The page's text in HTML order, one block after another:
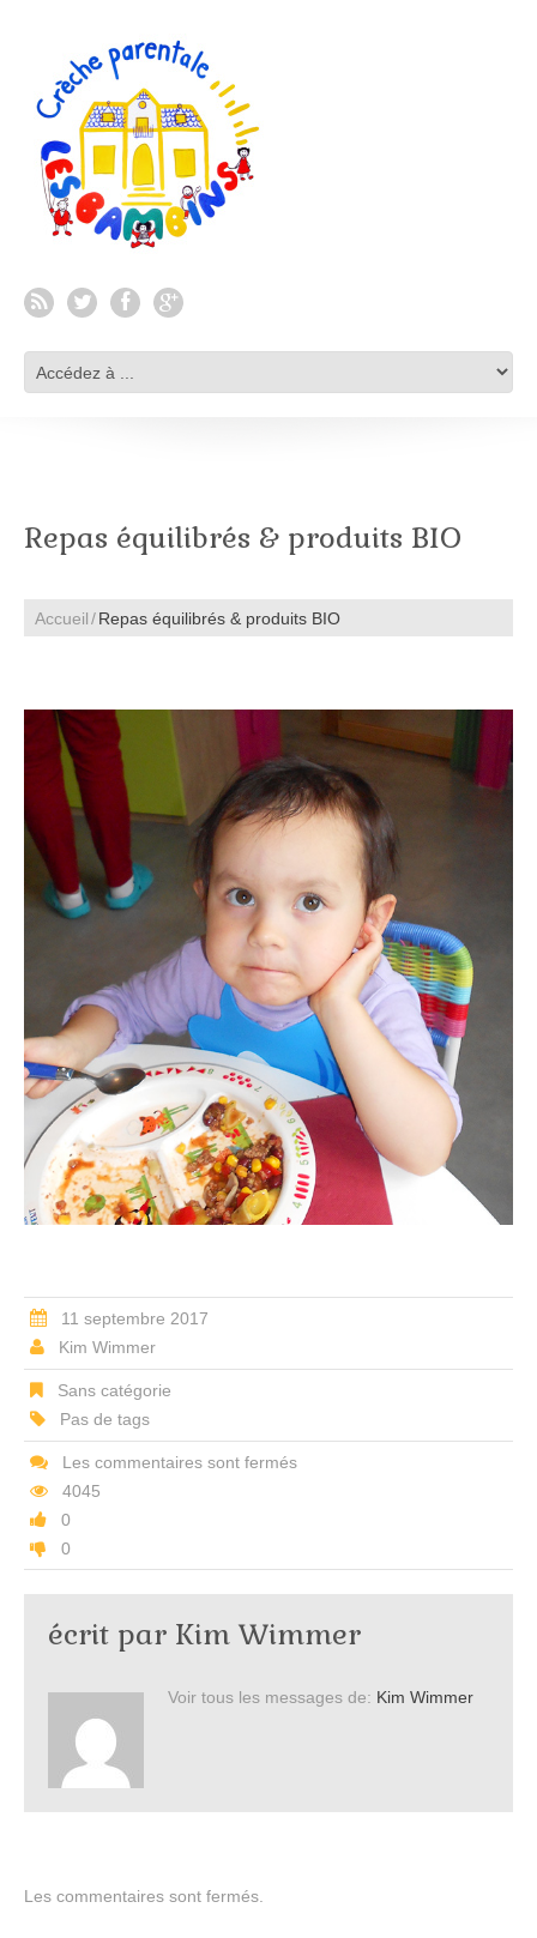
Repas équilibrés & produits BIO
Accueil Repas équilibrés & produits BIO
11 septembre 2017
Kim Wimmer
Sans catégorie
Pas de tags
Les commentaires sont fermés
4045
0
0
écrit par Kim Wimmer
Voir tous les messages de: Kim Wimmer
Les commentaires sont fermés.